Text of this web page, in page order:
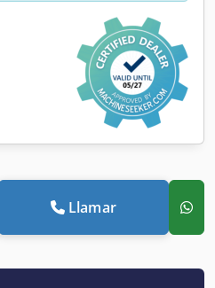
Llamar